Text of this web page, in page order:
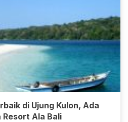
di Ujung Kulon, Ada
Ala Bali